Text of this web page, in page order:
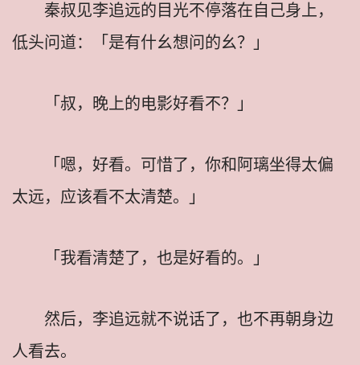
秦叔见李追远的目光不停落在自己身上，
低头问道：「是有什幺想问的幺？」
「叔，晚上的电影好看不？」
「嗯，好看。可惜了，你和阿璃坐得太偏
太远，应该看不太清楚。」
「我看清楚了，也是好看的。」
然后，李追远就不说话了，也不再朝身边
人看去。